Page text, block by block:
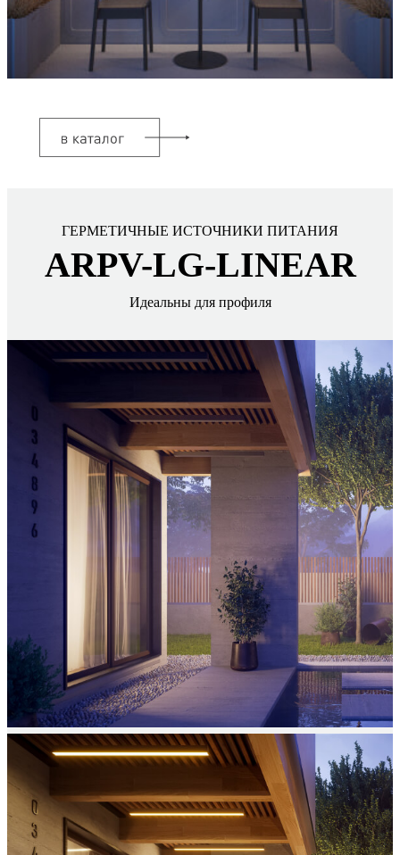
ГЕРМЕТИЧНЫЕ ИСТОЧНИКИ ПИТАНИЯ
ARPV-LG-LINEAR
Идеальны для профиля